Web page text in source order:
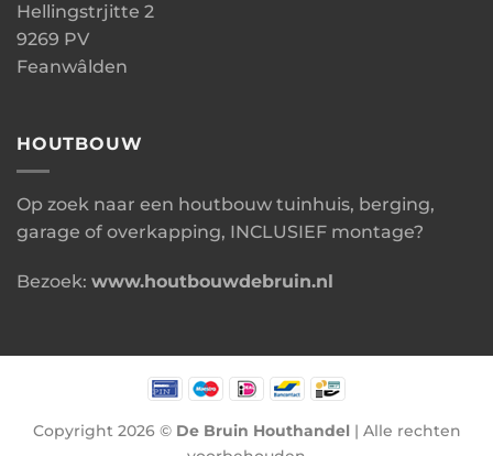
Hellingstrjitte 2
9269 PV
Feanwâlden
HOUTBOUW
Op zoek naar een houtbouw tuinhuis, berging,
garage of overkapping, INCLUSIEF montage?
Bezoek: www.houtbouwdebruin.nl
Copyright 2026 © De Bruin Houthandel | Alle rechten